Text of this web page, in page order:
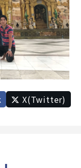
X(Twitter)